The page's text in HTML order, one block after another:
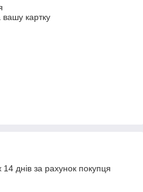
вашу картку
днів за рахунок покупця